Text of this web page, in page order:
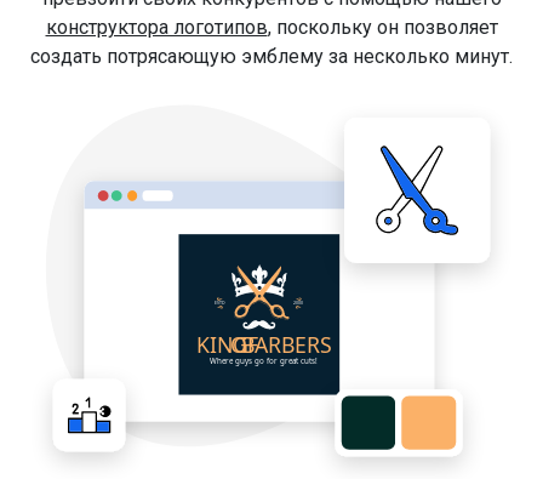
конструктора логотипов, поскольку он позволяет
создать потрясающую эмблему за несколько минут.